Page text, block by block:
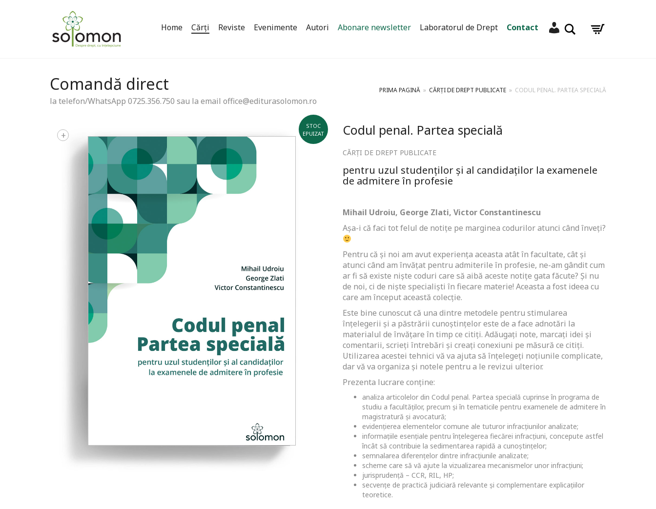
Home Cărți Reviste Evenimente Autori Abonare newsletter Laboratorul de Drept Contact Contul meuCaută
Comandă direct
la telefon/WhatsApp 0725.356.750 sau la email office@editurasolomon.ro
PRIMA PAGINĂ » CĂRȚI DE DREPT PUBLICATE » CODUL PENAL. PARTEA SPECIALĂ
STOC
EPUIZAT
+ Codul penal. Partea specială
CĂRȚI DE DREPT PUBLICATE
pentru uzul studenților și al candidaților la examenele
de admitere în profesie
Mihail Udroiu, George Zlati, Victor Constantinescu
Așa-i că faci tot felul de notițe pe marginea codurilor atunci când înveți?
Pentru că și noi am avut experiența aceasta atât în facultate, cât și
atunci când am învățat pentru admiterile în profesie, ne-am gândit cum
ar fi să existe niște coduri care să aibă aceste notițe gata făcute? Și nu
de noi, ci de niște specialiști în fiecare materie! Aceasta a fost ideea cu
care am început această colecție.
Este bine cunoscut că una dintre metodele pentru stimularea
înțelegerii și a păstrării cunoștințelor este de a face adnotări la
materialul de învățare în timp ce citiți. Adăugați note, marcați idei și
comentarii, scrieți întrebări și creați conexiuni pe măsură ce citiți.
Utilizarea acestei tehnici vă va ajuta să înțelegeți noțiunile complicate,
dar vă va organiza și notele pentru a le revizui ulterior.
Prezenta lucrare conține:
analiza articolelor din Codul penal. Partea specială cuprinse în programa de
studiu a facultăților, precum și în tematicile pentru examenele de admitere în
magistratură și avocatură;
evidențierea elementelor comune ale tuturor infracțiunilor analizate;
informațiile esențiale pentru înțelegerea fiecărei infracțiuni, concepute astfel
încât să contribuie la sedimentarea rapidă a cunoștințelor;
semnalarea diferențelor dintre infracțiunile analizate;
scheme care să vă ajute la vizualizarea mecanismelor unor infracțiuni;
jurisprudență – CCR, RIL, HP;
secvențe de practică judiciară relevante și complementare explicațiilor
teoretice.